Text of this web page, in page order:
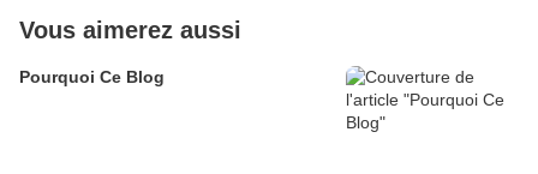
Vous aimerez aussi
Pourquoi Ce Blog